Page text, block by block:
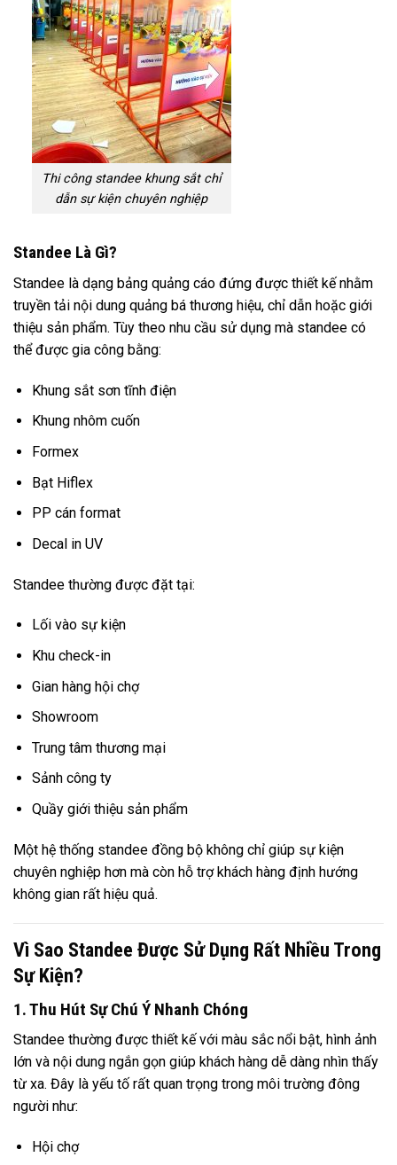
Thi công standee khung sắt chỉ
dẫn sự kiện chuyên nghiệp
Standee Là Gì?
Standee là dạng bảng quảng cáo đứng được thiết kế nhằm
truyền tải nội dung quảng bá thương hiệu, chỉ dẫn hoặc giới
thiệu sản phẩm. Tùy theo nhu cầu sử dụng mà standee có
thể được gia công bằng:
Khung sắt sơn tĩnh điện
Khung nhôm cuốn
Formex
Bạt Hiflex
PP cán format
Decal in UV
Standee thường được đặt tại:
Lối vào sự kiện
Khu check-in
Gian hàng hội chợ
Showroom
Trung tâm thương mại
Sảnh công ty
Quầy giới thiệu sản phẩm
Một hệ thống standee đồng bộ không chỉ giúp sự kiện
chuyên nghiệp hơn mà còn hỗ trợ khách hàng định hướng
không gian rất hiệu quả.
Vì Sao Standee Được Sử Dụng Rất Nhiều Trong
Sự Kiện?
1. Thu Hút Sự Chú Ý Nhanh Chóng
Standee thường được thiết kế với màu sắc nổi bật, hình ảnh
lớn và nội dung ngắn gọn giúp khách hàng dễ dàng nhìn thấy
từ xa. Đây là yếu tố rất quan trọng trong môi trường đông
người như:
Hội chợ